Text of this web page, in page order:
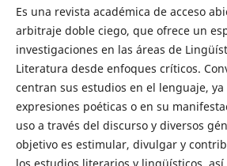
Es una revista académica de acceso
arbitraje doble ciego, que ofrece un
investigaciones en las áreas de
Literatura desde enfoques críticos.
centran sus estudios en el lenguaje, ya
expresiones poéticas o en su
uso a través del discurso y diversos
objetivo es estimular, divulgar y